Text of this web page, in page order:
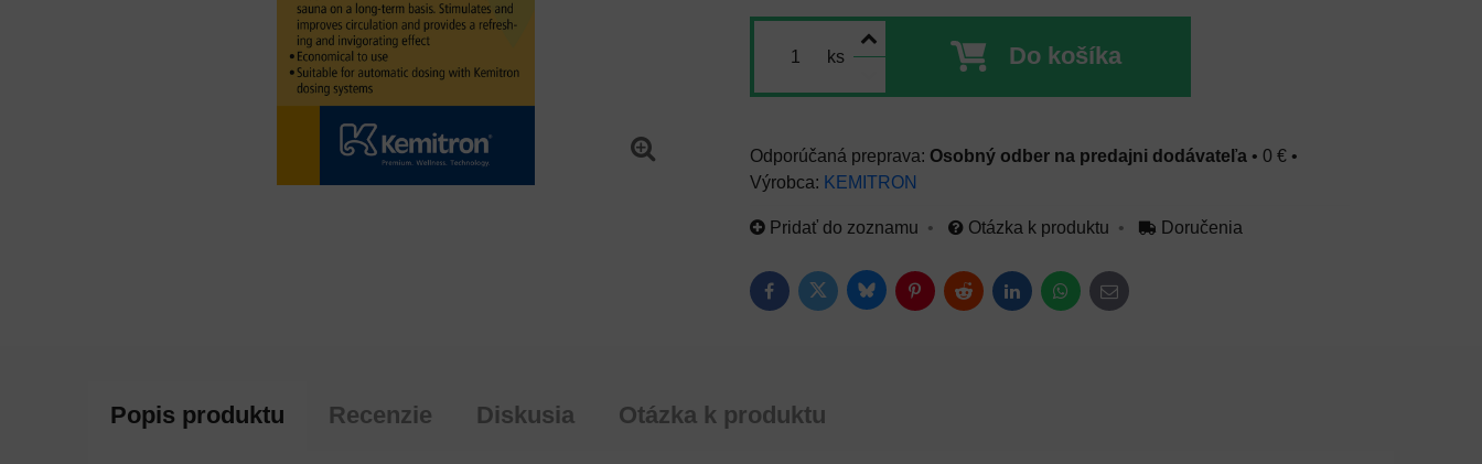
ks Do košíka
Osobný odber na predajni dodávateľa• 0 € •
Výrobca: KEMITRON
Pridať do zoznamu Otázka k produktu Doručenia
FacebookTwitterBlueskyPinterestRedditLinkedInWhatsApp
E-mail
Popis produktu Recenzie Diskusia Otázka k produktu